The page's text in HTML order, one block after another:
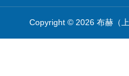
Copyright © 2026 布赫（